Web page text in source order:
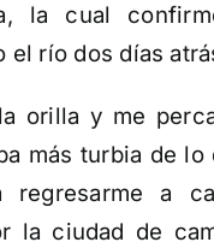
la cual
el río dos días
orilla y me
más turbia de lo
regresarme a
la ciudad de